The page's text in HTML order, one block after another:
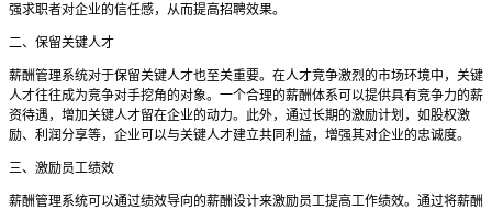
强求职者对企业的信任感，从而提高招聘效果。
二、保留关键人才
薪酬管理系统对于保留关键人才也至关重要。在人才竞争激烈的市场环境中，关键
人才往往成为竞争对手挖角的对象。一个合理的薪酬体系可以提供具有竞争力的薪
资待遇，增加关键人才留在企业的动力。此外，通过长期的激励计划，如股权激
励、利润分享等，企业可以与关键人才建立共同利益，增强其对企业的忠诚度。
三、激励员工绩效
薪酬管理系统可以通过绩效导向的薪酬设计来激励员工提高工作绩效。通过将薪酬